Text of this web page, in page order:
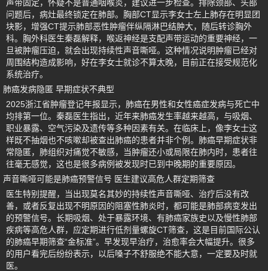
声带固定，怀疑不是普通咽喉炎，建议进一步检查。排除颈部、头部
问题后，病灶最终锁定在肺部。胸部CT显示李女士左上肺存在明显团
块影，增强CT提示肺部恶性肿瘤伴纵隔淋巴结肿大，随后转诊胸外
科。胸外科医生秦磊解释，喉返神经是支配声带运动的重要神经，一
旦被肿瘤压迫，就会出现持续性声音嘶哑。这种情况说明肿瘤已经对
周围结构造成影响，好在李女士就诊不算太晚，目前正在接受规范化
系统治疗。
肺癌发病隐匿 早期症状不典型
2025浙江省肿瘤登记年报显示，肺癌在男性和女性癌症发病与死亡中
均排第一位。秦磊医生指出，近年来肺癌发生率越来越高，与吸烟、
职业暴露、空气污染及遗传等多种因素有关。在临床上，像李女士这
样既不抽烟也不咳嗽却被查出肺癌的患者并非个例。肺癌早期症状非
常隐匿，肺组织对痛觉不敏感，当肿瘤还小或局限在肺内时，患者往
往毫无感觉，这也是很多病例被发现时已到中晚期的重要原因。
声音嘶哑可能是肺癌预警信号 医生建议高危人群定期筛查
医生特别提醒，当出现莫名其妙的持续性声音嘶哑、治疗后没有改
善，或者反复出现不明原因的阻塞性肺炎时，都可能是肺部病变发出
的预警信号。长期吸烟、处于暴露环境、有肺癌家族史以及慢性肺部
疾病等高危人群，应定期进行低剂量螺旋CT筛查，这是目前国际公认
的肺癌早期筛查“金标准”。早发现早治疗，治愈率会大幅提升。很多
的用户看完后纷纷表示，以后嗓子不舒服绝不能大意，一定要及时就
医。